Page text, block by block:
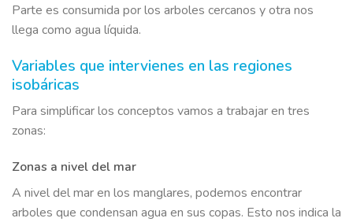
Parte es consumida por los arboles cercanos y otra nos
llega como agua líquida.
Variables que intervienes en las regiones
isobáricas
Para simplificar los conceptos vamos a trabajar en tres
zonas:
Zonas a nivel del mar
A nivel del mar en los manglares, podemos encontrar
arboles que condensan agua en sus copas. Esto nos indica la